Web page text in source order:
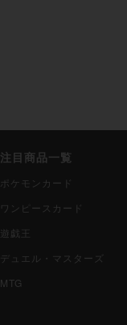
注目商品一覧
ポケモンカード
ワンピースカード
遊戯王
デュエル・マスターズ
MTG